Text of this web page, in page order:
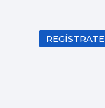
REGÍSTRATE